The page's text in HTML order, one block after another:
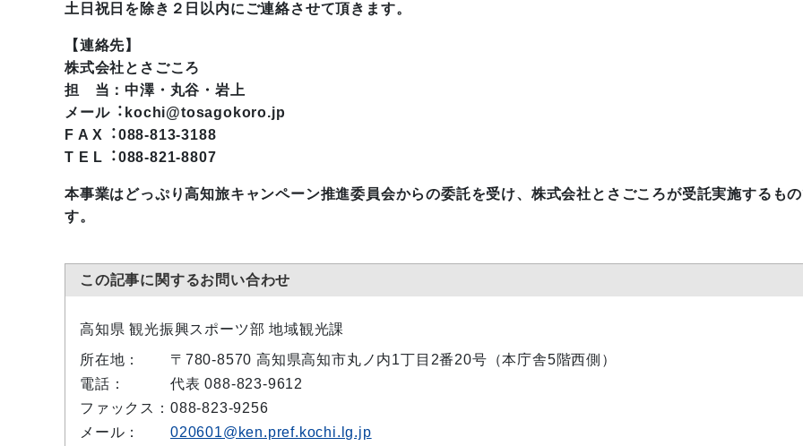
⼟⽇祝⽇を除き２⽇以内にご連絡させて頂きます。
【連絡先】
株式会社とさごころ
担 当：中澤・丸⾕・岩上
メール︓kochi@tosagokoro.jp
F A X︓088-813-3188
T E L︓088-821-8807
本事業はどっぷり⾼知旅キャンペーン推進委員会からの委託を受け、株式会社とさごころが受託実施するも
す。
この記事に関するお問い合わせ
高知県 観光振興スポーツ部 地域観光課
所在地：
〒780-8570 高知県高知市丸ノ内1丁目2番20号（本庁舎5階西側）
電話：
代表 088-823-9612
ファックス： 088-823-9256
メール：
020601@ken.pref.kochi.lg.jp